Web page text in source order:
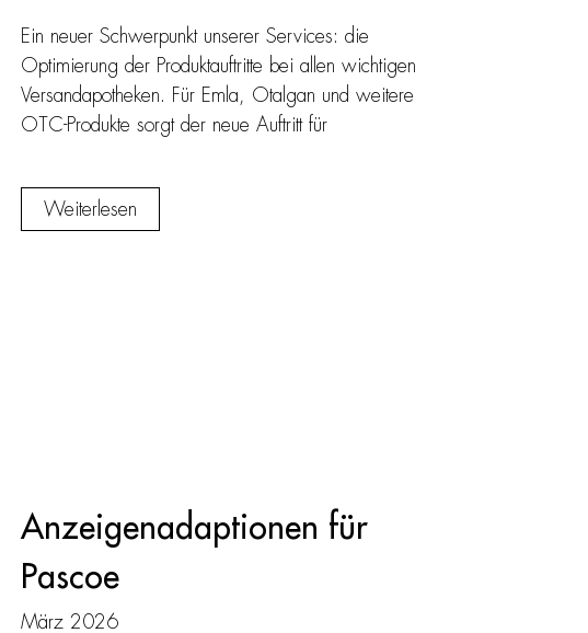
Ein neuer Schwerpunkt unserer Services: die
Optimierung der Produktauftritte bei allen wichtigen
Versandapotheken. Für Emla, Otalgan und weitere
OTC-Produkte sorgt der neue Auftritt für
Weiterlesen
Anzeigenadaptionen für
Pascoe
März 2026